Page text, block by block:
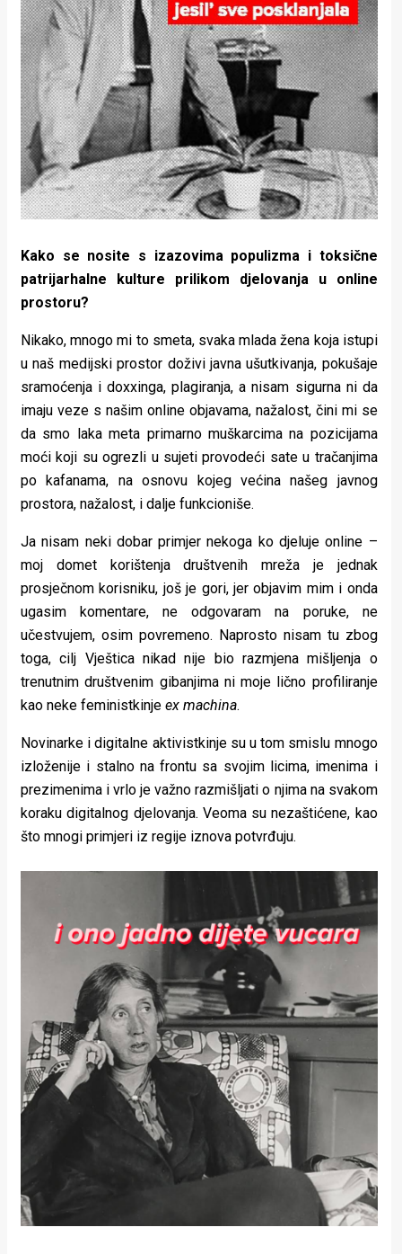
Kako se nosite s izazovima populizma i toksične
patrijarhalne kulture prilikom djelovanja u online
prostoru?
Nikako, mnogo mi to smeta, svaka mlada žena koja istupi
u naš medijski prostor doživi javna ušutkivanja, pokušaje
sramoćenja i doxxinga, plagiranja, a nisam sigurna ni da
imaju veze s našim online objavama, nažalost, čini mi se
da smo laka meta primarno muškarcima na pozicijama
moći koji su ogrezli u sujeti provodeći sate u tračanjima
po kafanama, na osnovu kojeg većina našeg javnog
prostora, nažalost, i dalje funkcioniše.
Ja nisam neki dobar primjer nekoga ko djeluje online –
moj domet korištenja društvenih mreža je jednak
prosječnom korisniku, još je gori, jer objavim mim i onda
ugasim komentare, ne odgovaram na poruke, ne
učestvujem, osim povremeno. Naprosto nisam tu zbog
toga, cilj Vještica nikad nije bio razmjena mišljenja o
trenutnim društvenim gibanjima ni moje lično profiliranje
kao neke feministkinje ex machina.
Novinarke i digitalne aktivistkinje su u tom smislu mnogo
izloženije i stalno na frontu sa svojim licima, imenima i
prezimenima i vrlo je važno razmišljati o njima na svakom
koraku digitalnog djelovanja. Veoma su nezaštićene, kao
što mnogi primjeri iz regije iznova potvrđuju.